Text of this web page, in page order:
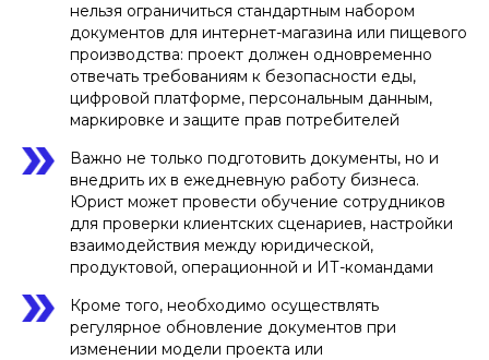
нельзя ограничиться стандартным набором
документов для интернет-магазина или пищевого
производства: проект должен одновременно
отвечать требованиям к безопасности еды,
цифровой платформе, персональным данным,
маркировке и защите прав потребителей
Важно не только подготовить документы, но и
внедрить их в ежедневную работу бизнеса.
Юрист может провести обучение сотрудников
для проверки клиентских сценариев, настройки
взаимодействия между юридической,
продуктовой, операционной и ИТ-командами
Кроме того, необходимо осуществлять
регулярное обновление документов при
изменении модели проекта или